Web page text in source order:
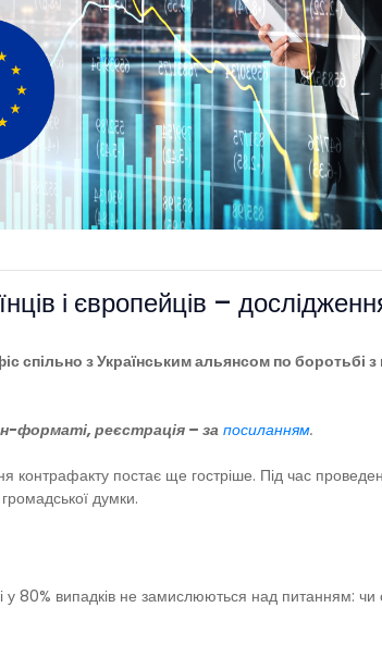
і європейців –
спільно з Українським альянсом по боротьбі з
форматі, реєстрація – за посиланням.
постає ще гостріше. Під час
думки.
80% випадків не замислюються над питанням: